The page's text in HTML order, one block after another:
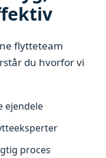
flytteteam
du hvorfor vi
ejendele
proces